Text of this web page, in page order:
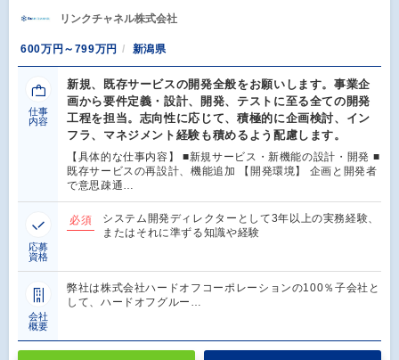
リンクチャネル株式会社
600万円～799万円 新潟県
仕事
内容
新規、既存サービスの開発全般をお願いします。事業企
画から要件定義・設計、開発、テストに至る全ての開発
工程を担当。志向性に応じて、積極的に企画検討、イン
フラ、マネジメント経験も積めるよう配慮します。
【具体的な仕事内容】 ■新規サービス・新機能の設計・開発 ■
既存サービスの再設計、機能追加 【開発環境】 企画と開発者
で意思疎通…
応募
資格
必須
システム開発ディレクターとして3年以上の実務経験、
またはそれに準ずる知識や経験
会社
概要
弊社は株式会社ハードオフコーポレーションの100％子会社と
して、ハードオフグルー…